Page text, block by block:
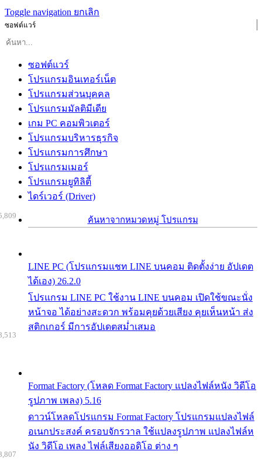
Toggle navigation ยกเลิก
ซอฟต์แวร์
ซอฟต์แวร์
โปรแกรมอินเทอร์เน็ต
โปรแกรมส่วนบุคคล
โปรแกรมมัลติมีเดีย
เกม PC คอมพิวเตอร์
โปรแกรมบริหารธุรกิจ
โปรแกรมการศึกษา
โปรแกรมเมอร์
โปรแกรมยูทิลิตี้
ไดร์เวอร์ (Driver)
ค้นหาจากหมวดหมู่ โปรแกรม
LINE PC (โปรแกรมแชท LINE บนคอม ติดตั้งง่าย อัปเดต
ได้เอง) 26.2.0
โปรแกรม LINE PC ใช้งาน LINE บนคอม เปิดใช้ขณะนั่ง
หน้าจอ ได้อย่างสะดวก พร้อมคุยด้วยเสียง คุยเห็นหน้า ส่ง
สติกเกอร์ มีการอัปเดตสม่ำเสมอ
Format Factory (โหลด Format Factory แปลงไฟล์หนัง วิดีโอ
รูปภาพ เพลง) 5.16
ดาวน์โหลดโปรแกรม Format Factory โปรแกรมแปลงไฟล์
อเนกประสงค์ ครอบจักรวาล ใช้แปลงรูปภาพ แปลงไฟล์ห
นัง วิดีโอ เพลง ไฟล์เสียงออดิโอ ต่าง ๆ